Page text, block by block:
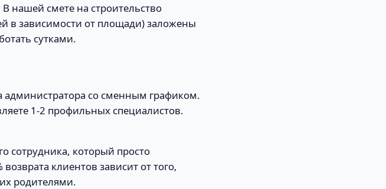
нашей смете на строительство
в зависимости от площади) заложены
сутками.
администратора со сменным графиком.
1-2 профильных специалистов.
сотрудника, который просто
клиентов зависит от того,
родителями.